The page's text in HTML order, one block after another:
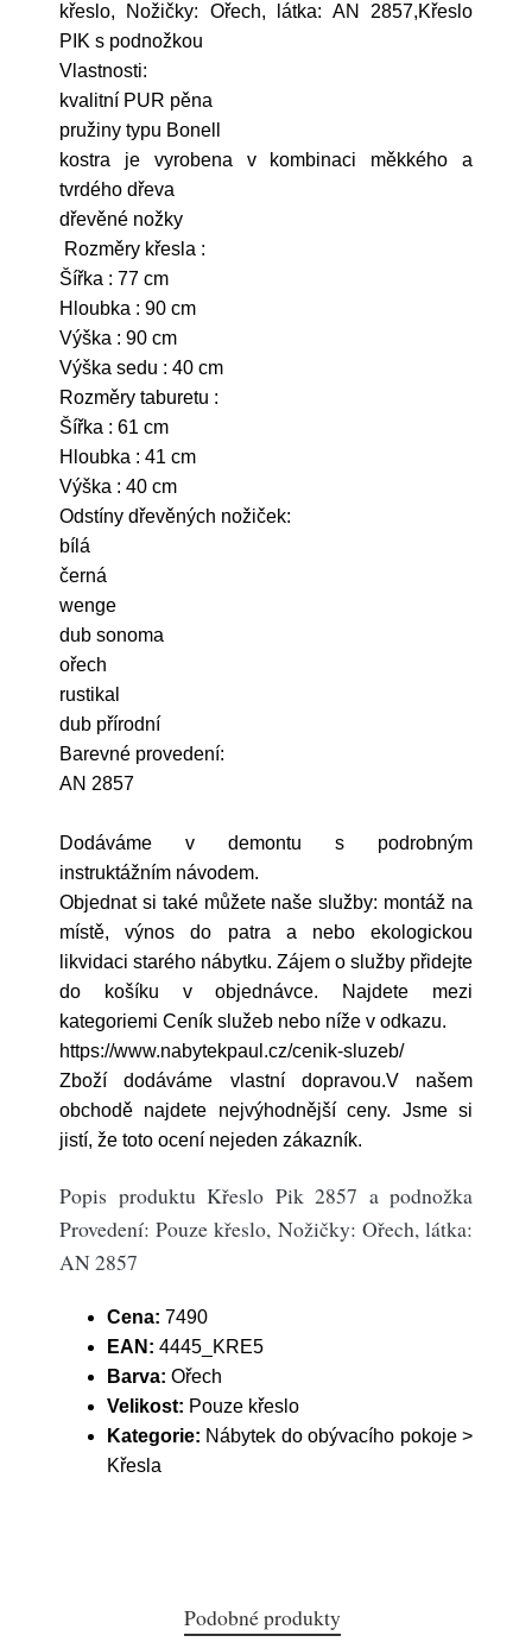
křeslo, Nožičky: Ořech, látka: AN 2857,Křeslo
PIK s podnožkou
Vlastnosti:
kvalitní PUR pěna
pružiny typu Bonell
kostra je vyrobena v kombinaci měkkého a
tvrdého dřeva
dřevěné nožky
Rozměry křesla :
Šířka : 77 cm
Hloubka : 90 cm
Výška : 90 cm
Výška sedu : 40 cm
Rozměry taburetu :
Šířka : 61 cm
Hloubka : 41 cm
Výška : 40 cm
Odstíny dřevěných nožiček:
bílá
černá
wenge
dub sonoma
ořech
rustikal
dub přírodní
Barevné provedení:
AN 2857
Dodáváme v demontu s podrobným
instruktážním návodem.
Objednat si také můžete naše služby: montáž na
místě, výnos do patra a nebo ekologickou
likvidaci starého nábytku. Zájem o služby přidejte
do košíku v objednávce. Najdete mezi
kategoriemi Ceník služeb nebo níže v odkazu.
https://www.nabytekpaul.cz/cenik-sluzeb/
Zboží dodáváme vlastní dopravou.V našem
obchodě najdete nejvýhodnější ceny. Jsme si
jistí, že toto ocení nejeden zákazník.
Popis produktu Křeslo Pik 2857 a podnožka
Provedení: Pouze křeslo, Nožičky: Ořech, látka:
AN 2857
Cena: 7490
EAN: 4445_KRE5
Barva: Ořech
Velikost: Pouze křeslo
Kategorie: Nábytek do obývacího pokoje >
Křesla
Podobné produkty